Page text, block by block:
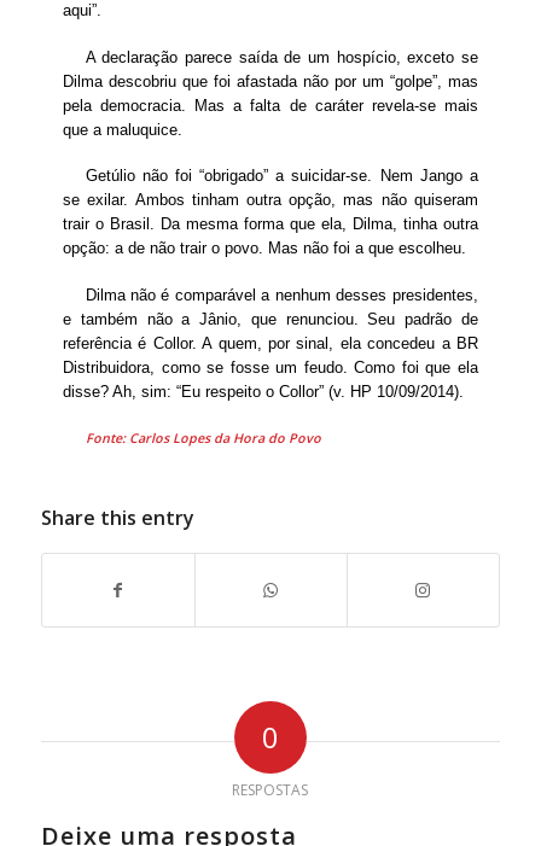
aqui”.
A declaração parece saída de um hospício, exceto se
Dilma descobriu que foi afastada não por um “golpe”, mas
pela democracia. Mas a falta de caráter revela-se mais
que a maluquice.
Getúlio não foi “obrigado” a suicidar-se. Nem Jango a
se exilar. Ambos tinham outra opção, mas não quiseram
trair o Brasil. Da mesma forma que ela, Dilma, tinha outra
opção: a de não trair o povo. Mas não foi a que escolheu.
Dilma não é comparável a nenhum desses presidentes,
e também não a Jânio, que renunciou. Seu padrão de
referência é Collor. A quem, por sinal, ela concedeu a BR
Distribuidora, como se fosse um feudo. Como foi que ela
disse? Ah, sim: “Eu respeito o Collor” (v. HP 10/09/2014).
Fonte: Carlos Lopes da Hora do Povo
Share this entry
0
RESPOSTAS
Deixe uma resposta